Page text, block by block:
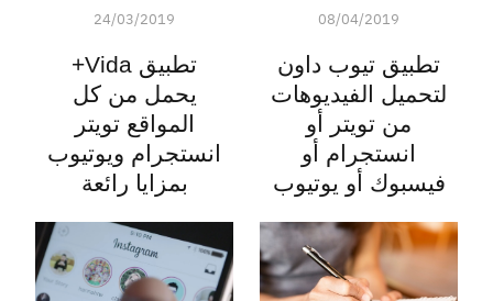
08/04/2019
تطبيق تيوب داون
لتحميل الفيديوهات
من تويتر أو
انستجرام أو
فيسبوك أو يوتيوب
24/03/2019
تطبيق Vida+
يحمل من كل
المواقع تويتر
انستجرام ويوتيوب
بمزايا رائعة